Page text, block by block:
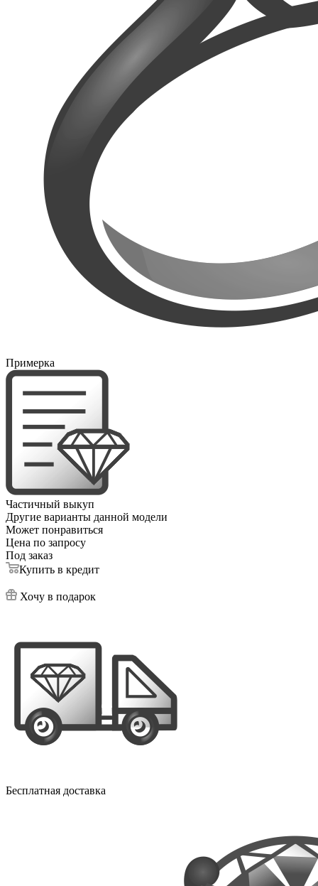
Примерка
Частичный выкуп
Другие варианты данной модели
Может понравиться
Цена по запросу
Под заказ
Купить в кредит
Хочу в подарок
Бесплатная доставка